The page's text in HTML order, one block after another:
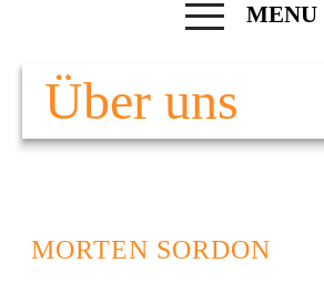
MENU
Über uns
MORTEN SORDON